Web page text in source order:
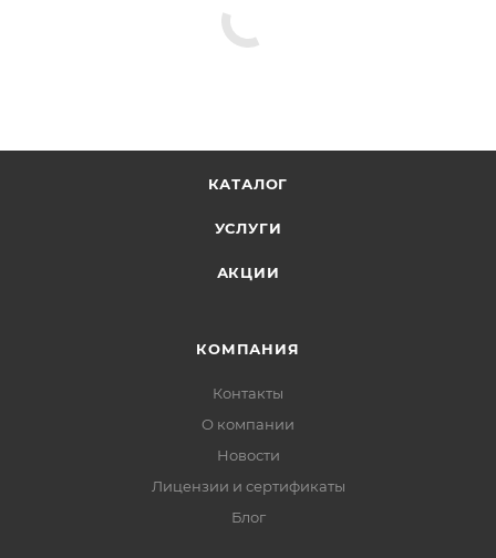
КАТАЛОГ
УСЛУГИ
АКЦИИ
КОМПАНИЯ
Контакты
О компании
Новости
Лицензии и сертификаты
Блог